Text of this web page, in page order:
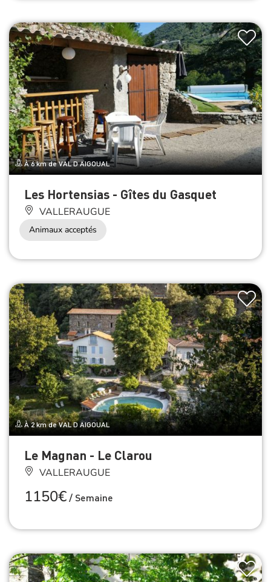
À 6 km de VAL D AIGOUAL
Les Hortensias - Gîtes du Gasquet
VALLERAUGUE
Animaux acceptés
À 2 km de VAL D AIGOUAL
Le Magnan - Le Clarou
VALLERAUGUE
1150€/Semaine